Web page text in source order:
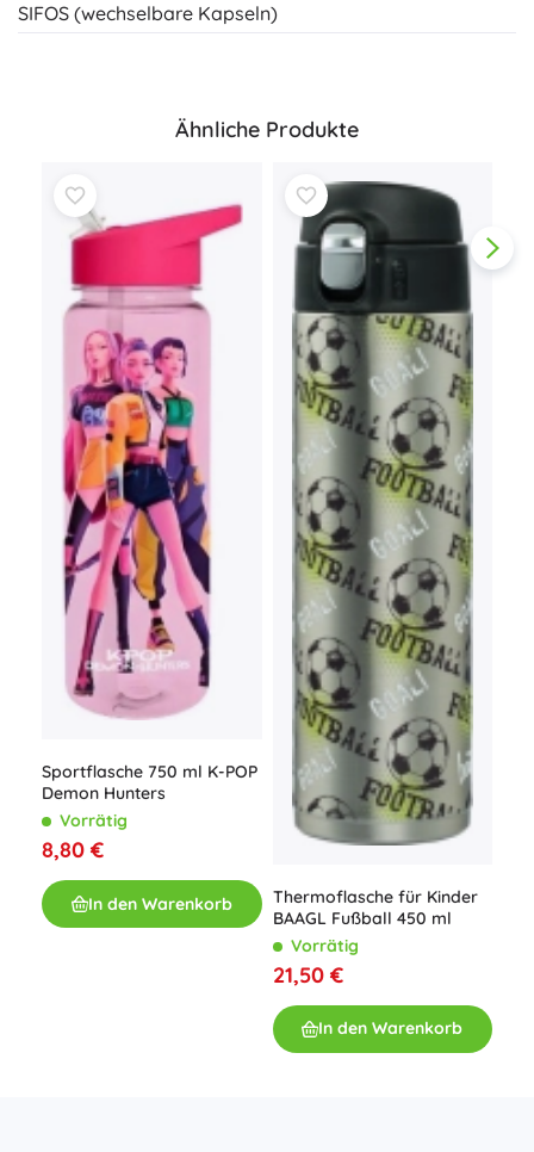
SIFOS (wechselbare Kapseln)
Ähnliche Produkte
Sportflasche 750 ml K-POP
Demon Hunters
Vorrätig
8,80 €
In den Warenkorb
Thermoflasche für Kinder
BAAGL Fußball 450 ml
Vorrätig
21,50 €
In den Warenkorb